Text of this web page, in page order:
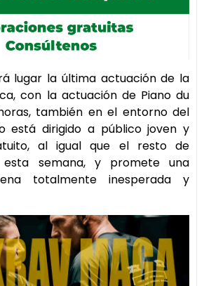
lugar la última actuación de la
con la actuación de Piano du
también en el entorno del
está dirigido a público joven y
al igual que el resto de
esta semana, y promete una
totalmente inesperada y